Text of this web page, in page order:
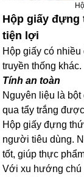
Hộp giấy đựng
tiện lợi
Hộp giấy có
truyền thống khác.
Tính an toàn
Nguyên liệu là
qua tẩy trắng
Hộp giấy đựng
người tiêu dùng.
tốt, giúp thực
Với xu hướng chú